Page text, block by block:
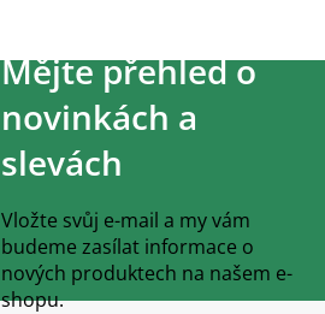
Mějte přehled o
novinkách a
slevách
Vložte svůj e-mail a my vám
budeme zasílat informace o
nových produktech na našem e-
shopu.